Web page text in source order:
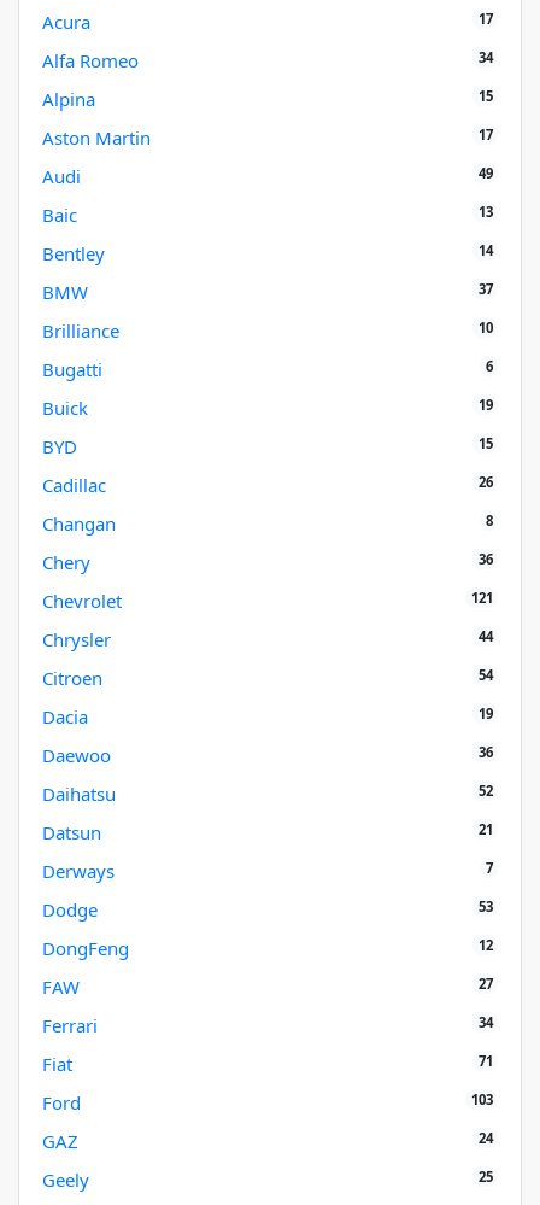
Acura 17
Alfa Romeo 34
Alpina 15
Aston Martin 17
Audi 49
Baic 13
Bentley 14
BMW 37
Brilliance 10
Bugatti 6
Buick 19
BYD 15
Cadillac 26
Changan 8
Chery 36
Chevrolet 121
Chrysler 44
Citroen 54
Dacia 19
Daewoo 36
Daihatsu 52
Datsun 21
Derways 7
Dodge 53
DongFeng 12
FAW 27
Ferrari 34
Fiat 71
Ford 103
GAZ 24
Geely 25